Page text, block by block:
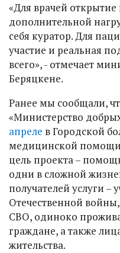
«Для врачей открытие
дополнительной
себя куратор. Для
участие и реальная
всего», - отмечает
Беряцкене.
Ранее мы сообщали,
«Министерство
апреле в Городской
медицинской
цель проекта –
одни в сложной
получателей услуги –
Отечественной
СВО, одиноко
граждане, а также
жительства.